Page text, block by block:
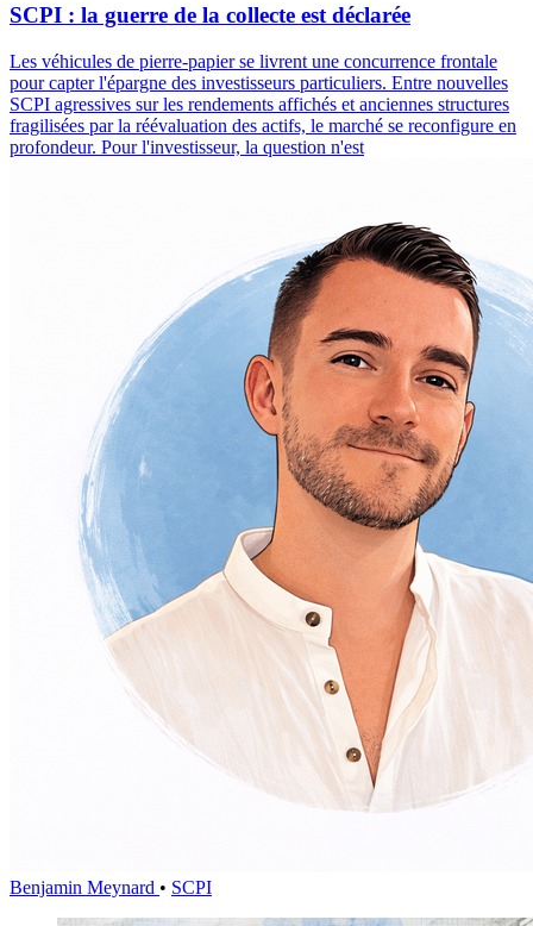
SCPI : la guerre de la collecte est déclarée
Les véhicules de pierre-papier se livrent une concurrence frontale
pour capter l'épargne des investisseurs particuliers. Entre nouvelles
SCPI agressives sur les rendements affichés et anciennes structures
fragilisées par la réévaluation des actifs, le marché se reconfigure en
profondeur. Pour l'investisseur, la question n'est
Benjamin Meynard • SCPI